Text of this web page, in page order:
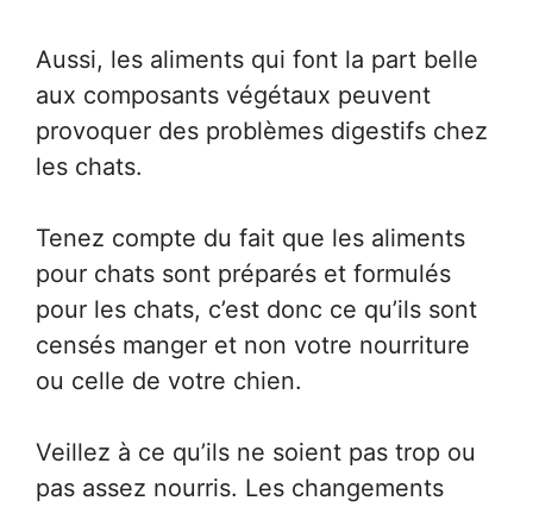
Aussi, les aliments qui font la part belle
aux composants végétaux peuvent
provoquer des problèmes digestifs chez
les chats.
Tenez compte du fait que les aliments
pour chats sont préparés et formulés
pour les chats, c’est donc ce qu’ils sont
censés manger et non votre nourriture
ou celle de votre chien.
Veillez à ce qu’ils ne soient pas trop ou
pas assez nourris. Les changements